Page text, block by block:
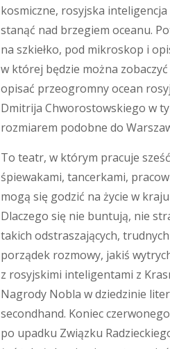
kosmiczne, rosyjska
stanąć nad brzegiem oceanu.
na szkiełko, pod mikroskop i
w której będzie można
opisać przeogromny ocean
Dmitrija Chworostowskiego w
rozmiarem podobne do
To teatr, w którym pracuje
śpiewakami, tancerkami,
mogą się godzić na życie w
Dlaczego się nie buntują, nie
takich odstraszających,
porządek rozmowy, jakiś
z rosyjskimi inteligentami z
Nagrody Nobla w dziedzinie
secondhand. Koniec
po upadku Związku